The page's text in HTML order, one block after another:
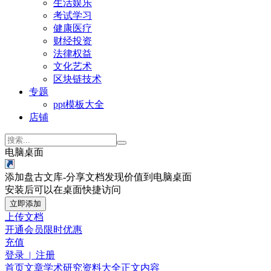
生活娱乐
考试学习
健康医疗
财经投资
法律权益
文化艺术
区块链技术
专题
ppt模板大全
店铺
电脑桌面
添加盘古文库-分享文档发现价值到电脑桌面
安装后可以在桌面快捷访问
立即添加
上传文档
开通会员限时优惠
充值
登录 | 注册
首页文章学术研究资料大全正文内容